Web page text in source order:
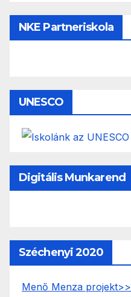
NKE Partneriskola
UNESCO
Digitális Munkarend
Széchenyi 2020
Menő Menza projekt>>